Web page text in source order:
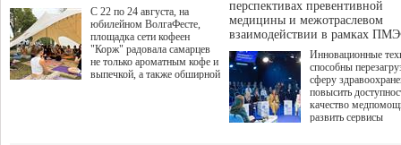
С 22 по 24 августа, на
юбилейном ВолгаФесте,
площадка сети кофеен
"Корж" радовала самарцев
не только ароматным кофе и
выпечкой, а также обширной
перспективах превентивной
медицины и межотраслевом
взаимодействии в рамках
Инновационные
способны
сферу
повысить
качество
развить сервисы